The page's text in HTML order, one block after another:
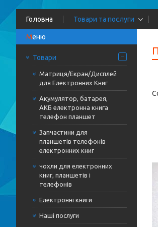
Головна Товари та послуги
Товари
Матриця/Екран/Дисплей
для Електронних Книг
Акумулятор, батарея,
АКБ електронна книга
телефон планшет
Запчастини для
планшетів телефонів
електронних книг
чохли для електронних
книг, планшетів і
телефонів
Електронні книги
Наші послуги